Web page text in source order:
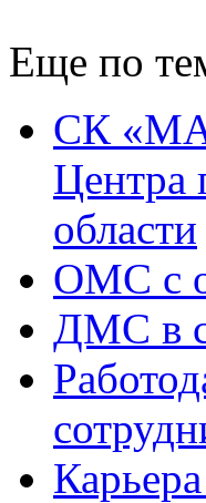
Еще по
СК
Центра
области
ОМС с
ДМС в